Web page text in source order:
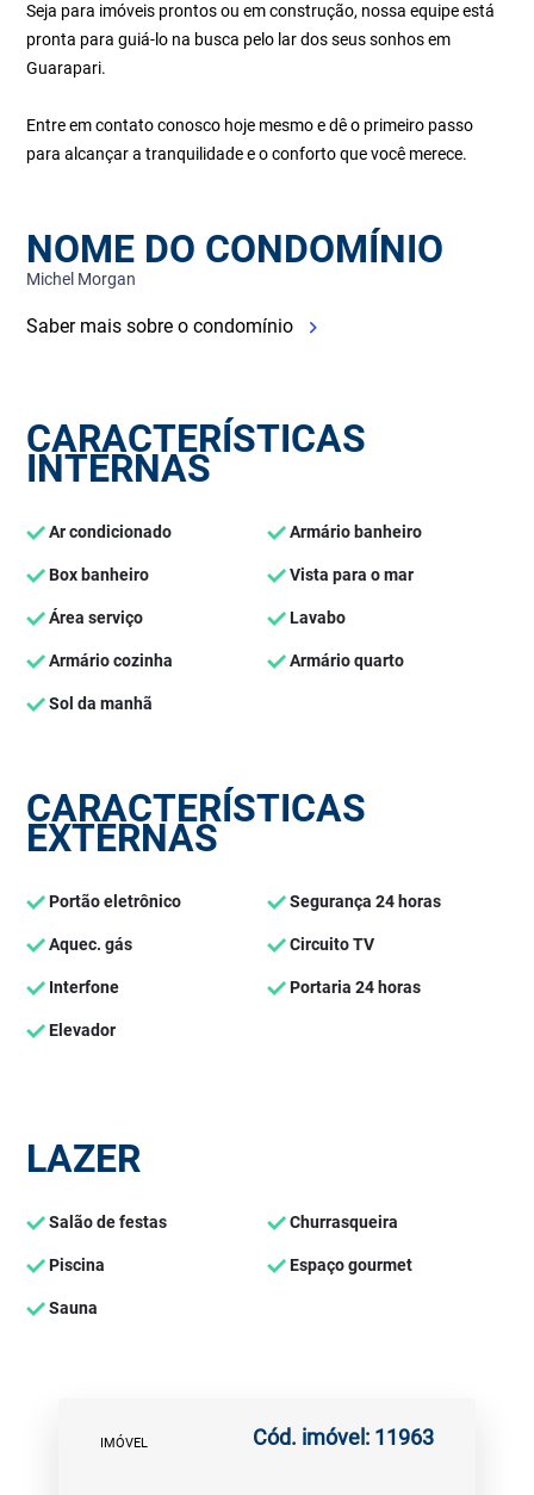
Seja para imóveis prontos ou em construção, nossa equipe está
pronta para guiá-lo na busca pelo lar dos seus sonhos em
Guarapari.
Entre em contato conosco hoje mesmo e dê o primeiro passo
para alcançar a tranquilidade e o conforto que você merece.
NOME DO CONDOMÍNIO
Michel Morgan
Saber mais sobre o condomínio
CARACTERÍSTICAS
INTERNAS
Ar condicionado Armário banheiro
Box banheiro Vista para o mar
Área serviço Lavabo
Armário cozinha Armário quarto
Sol da manhã
CARACTERÍSTICAS
EXTERNAS
Portão eletrônico Segurança 24 horas
Aquec. gás Circuito TV
Interfone Portaria 24 horas
Elevador
LAZER
Salão de festas Churrasqueira
Piscina Espaço gourmet
Sauna
IMÓVEL Cód. imóvel: 11963